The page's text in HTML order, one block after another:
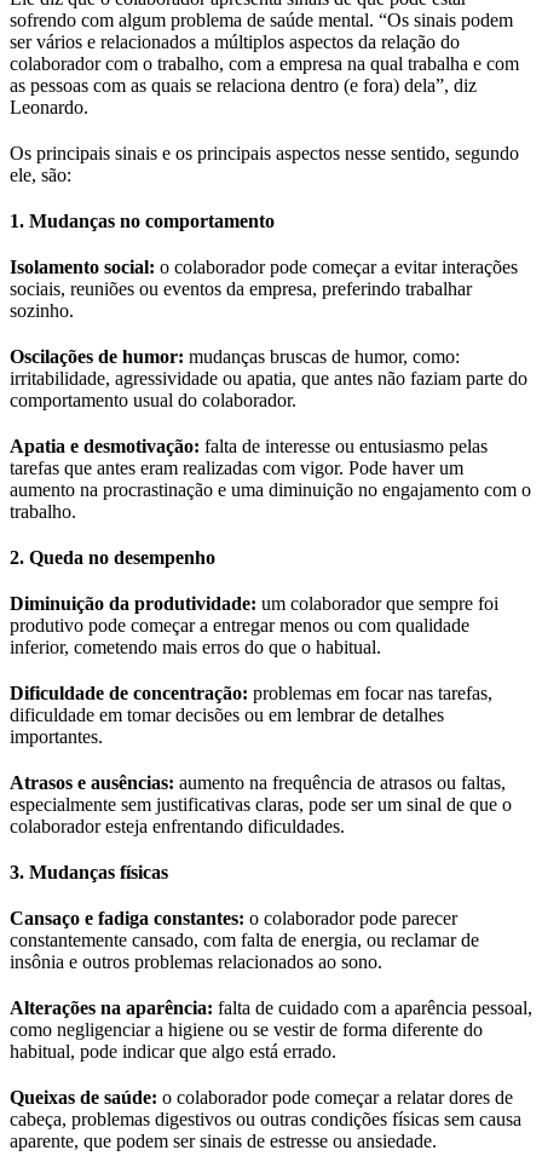
sofrendo com algum problema de saúde mental. “Os sinais podem
ser vários e relacionados a múltiplos aspectos da relação do
colaborador com o trabalho, com a empresa na qual trabalha e com
as pessoas com as quais se relaciona dentro (e fora) dela”, diz
Leonardo.
Os principais sinais e os principais aspectos nesse sentido, segundo
ele, são:
1. Mudanças no comportamento
Isolamento social: o colaborador pode começar a evitar interações
sociais, reuniões ou eventos da empresa, preferindo trabalhar
sozinho.
Oscilações de humor: mudanças bruscas de humor, como:
irritabilidade, agressividade ou apatia, que antes não faziam parte do
comportamento usual do colaborador.
Apatia e desmotivação: falta de interesse ou entusiasmo pelas
tarefas que antes eram realizadas com vigor. Pode haver um
aumento na procrastinação e uma diminuição no engajamento com o
trabalho.
2. Queda no desempenho
Diminuição da produtividade: um colaborador que sempre foi
produtivo pode começar a entregar menos ou com qualidade
inferior, cometendo mais erros do que o habitual.
Dificuldade de concentração: problemas em focar nas tarefas,
dificuldade em tomar decisões ou em lembrar de detalhes
importantes.
Atrasos e ausências: aumento na frequência de atrasos ou faltas,
especialmente sem justificativas claras, pode ser um sinal de que o
colaborador esteja enfrentando dificuldades.
3. Mudanças físicas
Cansaço e fadiga constantes: o colaborador pode parecer
constantemente cansado, com falta de energia, ou reclamar de
insônia e outros problemas relacionados ao sono.
Alterações na aparência: falta de cuidado com a aparência pessoal,
como negligenciar a higiene ou se vestir de forma diferente do
habitual, pode indicar que algo está errado.
Queixas de saúde: o colaborador pode começar a relatar dores de
cabeça, problemas digestivos ou outras condições físicas sem causa
aparente, que podem ser sinais de estresse ou ansiedade.